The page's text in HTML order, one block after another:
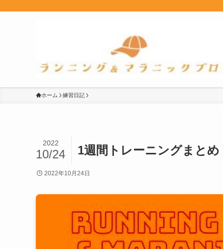
ホーム 練習日記
1週間トレーニングまとめ
2022
10/24
2022年10月24日